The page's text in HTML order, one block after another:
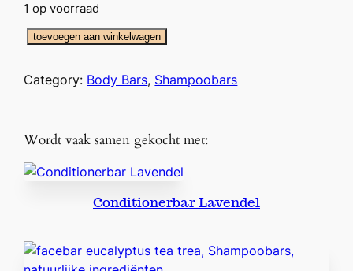
1 op voorraad
d
o
i
a
r
toevoegen aan winkelwagen
Category: Body Bars, Shampoobars
Wordt vaak samen gekocht met:
Conditionerbar Lavendel